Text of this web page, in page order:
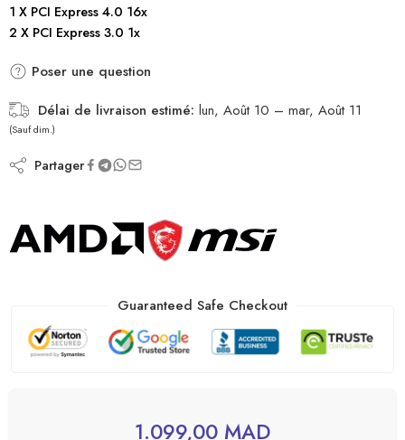
1 X PCI Express 4.0 16x
2 X PCI Express 3.0 1x
Poser une question
Délai de livraison estimé: lun, Août 10 – mar, Août 11
(Sauf dim.)
Partager
Guaranteed Safe Checkout
1.099,00 MAD